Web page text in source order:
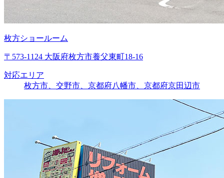
枚方ショールーム
〒573-1124 大阪府枚方市養父東町18-16
対応エリア
枚方市、交野市、京都府八幡市、京都府京田辺市